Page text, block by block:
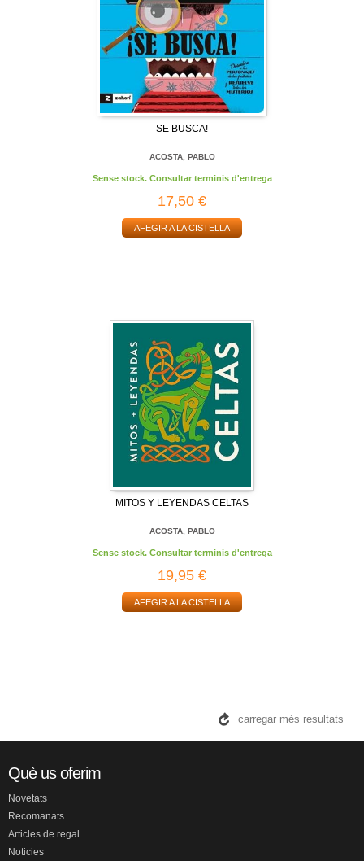
SE BUSCA!
ACOSTA, PABLO
Sense stock. Consultar terminis d'entrega
17,50 €
AFEGIR A LA CISTELLA
MITOS Y LEYENDAS CELTAS
ACOSTA, PABLO
Sense stock. Consultar terminis d'entrega
19,95 €
AFEGIR A LA CISTELLA
carregar més resultats
Què us oferim
Novetats
Recomanats
Articles de regal
Noticies